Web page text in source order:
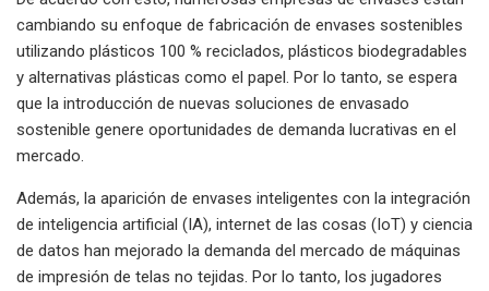
cambiando su enfoque de fabricación de envases sostenibles
utilizando plásticos 100 % reciclados, plásticos biodegradables
y alternativas plásticas como el papel. Por lo tanto, se espera
que la introducción de nuevas soluciones de envasado
sostenible genere oportunidades de demanda lucrativas en el
mercado.
Además, la aparición de envases inteligentes con la integración
de inteligencia artificial (IA), internet de las cosas (IoT) y ciencia
de datos han mejorado la demanda del mercado de máquinas
de impresión de telas no tejidas. Por lo tanto, los jugadores